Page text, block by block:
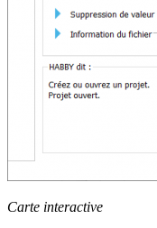
Carte interactive